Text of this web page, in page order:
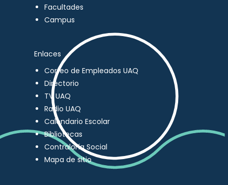
Facultades
Campus
Enlaces
Correo de Empleados UAQ
Directorio
TV UAQ
Radio UAQ
Calendario Escolar
Bibliotecas
Contraloría Social
Mapa de sitio